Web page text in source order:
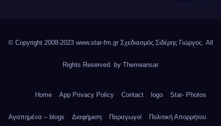
© Copyright 2008-2023 www.star-fm.gr Σχεδιασμός Σιδέρης Γιώργος. All
Rights Reserved. by Themeansar
Home App Privacy Policy Contact logo Star- Photos
Αγαπημένα – blogs Διαφήμιση Παραγωγοί Πολιτική Απορρήτου